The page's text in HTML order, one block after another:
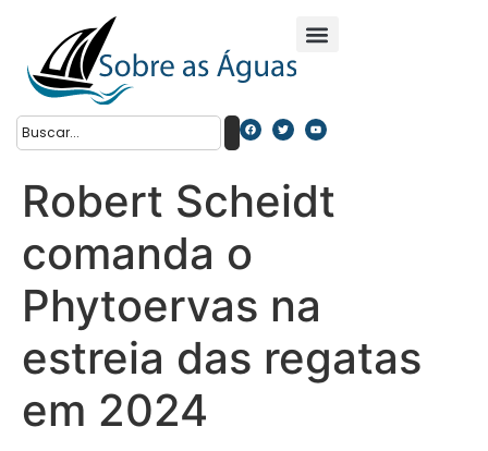
Robert Scheidt
comanda o
Phytoervas na
estreia das regatas
em 2024